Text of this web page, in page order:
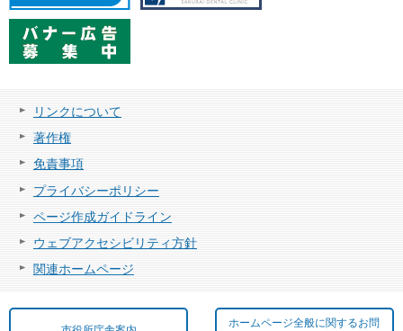
リンクについて
著作権
免責事項
プライバシーポリシー
ページ作成ガイドライン
ウェブアクセシビリティ方針
関連ホームページ
ホームページ全般に関するお問